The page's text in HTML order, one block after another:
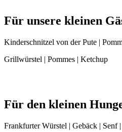
Für unsere kleinen
Kinderschnitzel von der Pute |
Grillwürstel | Pommes | Ketchup
Für den kleinen
Frankfurter Würstel | Gebäck | Senf